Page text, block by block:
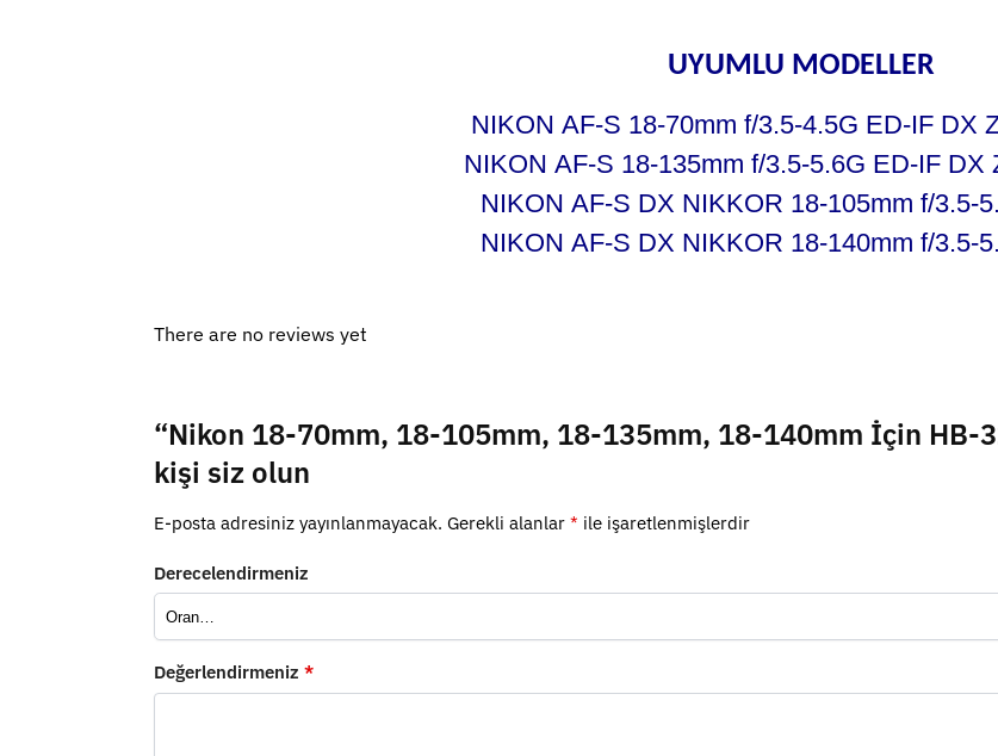
UYUMLU MODELLER
NIKON AF-S 18-70mm f/3.5-4.5G ED-IF DX
NIKON AF-S 18-135mm f/3.5-5.6G ED-IF DX
NIKON AF-S DX NIKKOR 18-105mm f/3.5-
NIKON AF-S DX NIKKOR 18-140mm f/3.5-
There are no reviews yet
“Nikon 18-70mm, 18-105mm, 18-135mm, 18-140mm İçin HB-
kişi siz olun
E-posta adresiniz yayınlanmayacak. Gerekli alanlar * ile işaretlenmişlerdir
Derecelendirmeniz
Değerlendirmeniz *